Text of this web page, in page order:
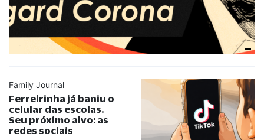
Family Journal
Ferreirinha já baniu o
celular das escolas.
Seu próximo alvo: as
redes sociais